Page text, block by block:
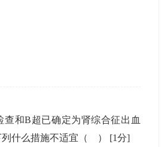
查和B超已确定为肾综合征出血
列什么措施不适宜（ ） [1分]